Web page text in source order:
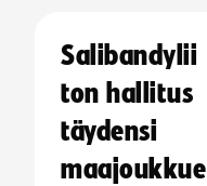
Salibandylii
ton hallitus
täydensi
maajoukkue